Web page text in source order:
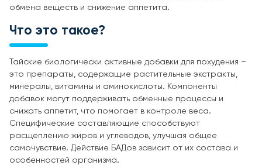
обмена веществ и снижение аппетита.
Что это такое?
Тайские биологически активные добавки для похудения –
это препараты, содержащие растительные экстракты,
минералы, витамины и аминокислоты. Компоненты
добавок могут поддерживать обменные процессы и
снижать аппетит, что помогает в контроле веса.
Специфические составляющие способствуют
расщеплению жиров и углеводов, улучшая общее
самочувствие. Действие БАДов зависит от их состава и
особенностей организма.